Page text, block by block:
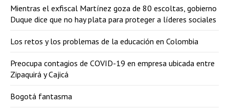
Mientras el exfiscal Martínez goza de 80 escoltas, gobierno
Duque dice que no hay plata para proteger a líderes sociales
Los retos y los problemas de la educación en Colombia
Preocupa contagios de COVID-19 en empresa ubicada entre
Zipaquirá y Cajicá
Bogotá fantasma